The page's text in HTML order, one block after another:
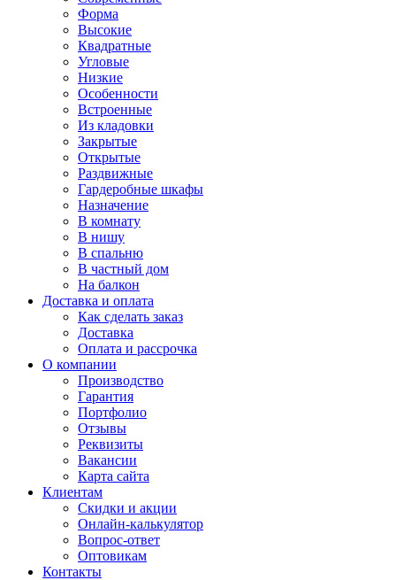
Форма
Высокие
Квадратные
Угловые
Низкие
Особенности
Встроенные
Из кладовки
Закрытые
Открытые
Раздвижные
Гардеробные шкафы
Назначение
В комнату
В нишу
В спальню
В частный дом
На балкон
Доставка и оплата
Как сделать заказ
Доставка
Оплата и рассрочка
О компании
Производство
Гарантия
Портфолио
Отзывы
Реквизиты
Вакансии
Карта сайта
Клиентам
Скидки и акции
Онлайн-калькулятор
Вопрос-ответ
Оптовикам
Контакты